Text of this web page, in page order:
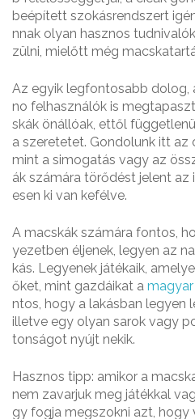
beépített szokásrendszert
nnak olyan hasznos
zülni, mielőtt még
Az egyik legfontosabb dolog,
no felhasználók is
skák önállóak, ettől
a szeretetet. Gondolunk itt az
mint a simogatás vagy az
ák számára törődést jelent az
esen ki van kefélve.
A macskák számára fontos,
yezetben éljenek, legyen az
kás. Legyenek játékaik,
őket, mint gazdáikat a
ntos, hogy a lakásban legyen
illetve egy olyan sarok vagy
tonságot nyújt nekik.
Hasznos tipp: amikor a
nem zavarjuk meg játékkal
gy fogja megszokni azt,